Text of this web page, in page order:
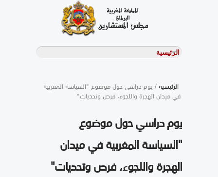
الرئيسية/ يوم دراسي حول موضوع "السياسة المغربية
في ميدان الهجرة واللجوء، فرص وتحديات"
يوم دراسي حول موضوع
"السياسة المغربية في ميدان
الهجرة واللجوء، فرص وتحديات"